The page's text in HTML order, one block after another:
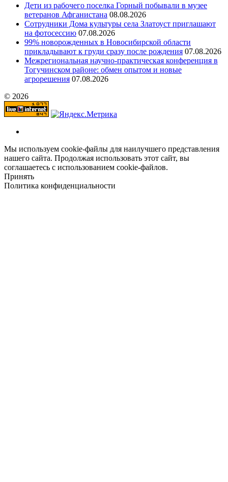
Дети из рабочего поселка Горный побывали в музее
ветеранов Афганистана 08.08.2026
Сотрудники Дома культуры села Златоуст приглашают
на фотосессию 07.08.2026
99% новорожденных в Новосибирской области
прикладывают к груди сразу после рождения 07.08.2026
Межрегиональная научно‑практическая конференция в
Тогучинском районе: обмен опытом и новые
агрорешения 07.08.2026
© 2026
Мы используем cookie-файлы для наилучшего представления
нашего сайта. Продолжая использовать этот сайт, вы
соглашаетесь с использованием cookie-файлов.
Принять
Политика конфиденциальности